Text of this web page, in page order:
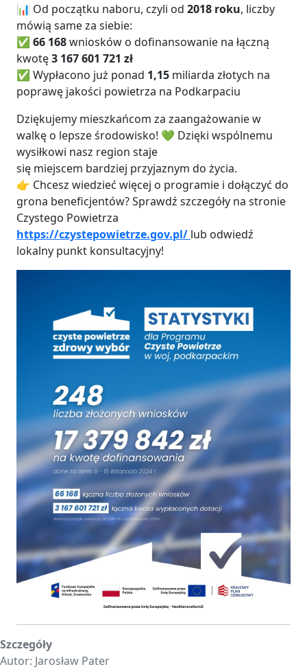
📊 Od początku naboru, czyli od 2018 roku, liczby
mówią same za siebie:
✅ 66 168wniosków o dofinansowanie na łączną
kwotę3 167 601 721 zł
✅ Wypłacono już ponad 1,15 miliarda złotych na
poprawę jakości powietrza na Podkarpaciu
Dziękujemy mieszkańcom za zaangażowanie w
walkę o lepsze środowisko! 💚 Dzięki wspólnemu
wysiłkowi nasz region staje
się miejscem bardziej przyjaznym do życia.
👉 Chcesz wiedzieć więcej o programie i dołączyć do
grona beneficjentów? Sprawdź szczegóły na stronie
Czystego Powietrza
https://czystepowietrze.gov.pl/ lub odwiedź
lokalny punkt konsultacyjny!
Szczegóły
Autor: Jarosław Pater